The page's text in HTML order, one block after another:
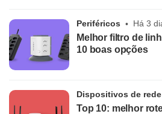
Periféricos Há 3
Melhor filtro de
10 boas opções
Dispositivos de rede
Top 10: melhor